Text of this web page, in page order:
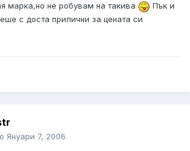
марка,но не робувам на такива
Пък и
с доста прилични за цената си
Януари 7, 2006